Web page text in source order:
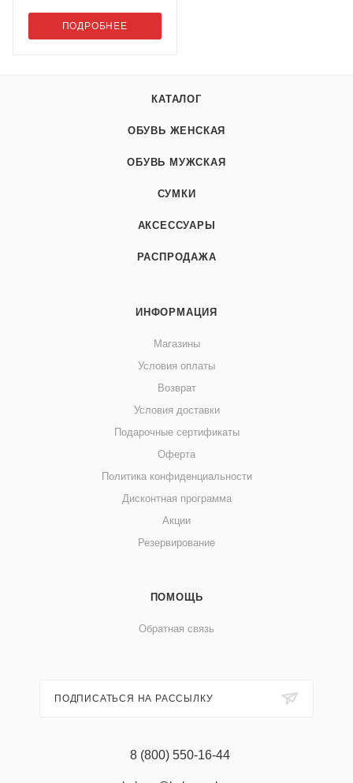
ПОДРОБНЕЕ
КАТАЛОГ
ОБУВЬ ЖЕНСКАЯ
ОБУВЬ МУЖСКАЯ
СУМКИ
АКСЕССУАРЫ
РАСПРОДАЖА
ИНФОРМАЦИЯ
Магазины
Условия оплаты
Возврат
Условия доставки
Подарочные сертификаты
Оферта
Политика конфиденциальности
Дисконтная программа
Акции
Резервирование
ПОМОЩЬ
Обратная связь
ПОДПИСАТЬСЯ НА РАССЫЛКУ
8 (800) 550-16-44